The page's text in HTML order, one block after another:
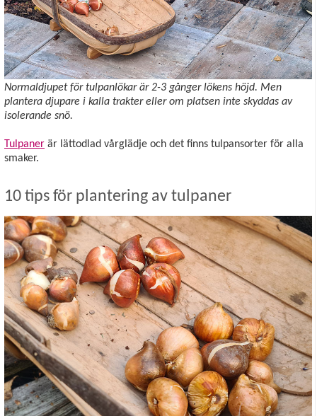
Normaldjupet för tulpanlökar är 2-3 gånger lökens höjd. Men
plantera djupare i kalla trakter eller om platsen inte skyddas av
isolerande snö.
Tulpaner är lättodlad vårglädje och det finns tulpansorter för alla
smaker.
10 tips för plantering av tulpaner